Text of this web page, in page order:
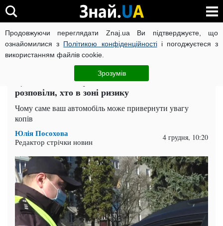
Продовжуючи переглядати Znaj.ua Ви підтверджуєте, що
ознайомилися з Політикою конфіденційностіі погоджуєтеся з
використанням файлів cookie.
Зрозумів
ВІЙНА РОСІЇ ПРОТИ УКРАЇНИ КОРОНАВІРУС В УКРАЇНІ
Auto.Знай ЧИТАТЬ НА РУССКОМ
Ці авто поліція зупиняє найчастіше: водіям
розповіли, хто в зоні ризику
Чому саме ваш автомобіль може привернути увагу
копів
Юлія Посохова
Редактор стрічки новин 4 грудня, 10:20